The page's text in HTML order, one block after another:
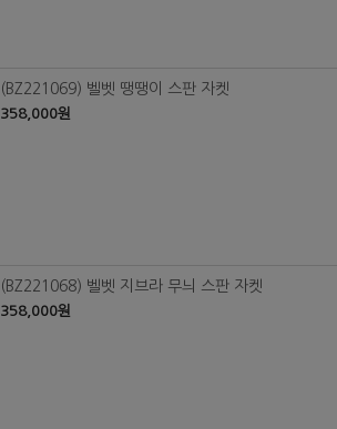
(BZ221069) 벨벳 땡땡이 스판 자켓
358,000원
(BZ221068) 벨벳 지브라 무늬 스판 자켓
358,000원